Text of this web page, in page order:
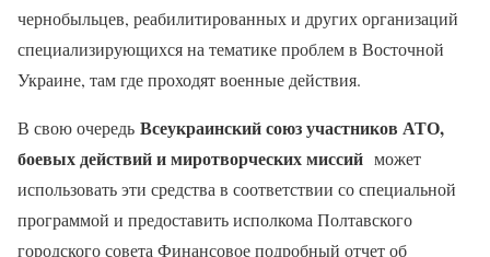
чернобыльцев, реабилитированных и других организаций
специализирующихся на тематике проблем в Восточной
Украине, там где проходят военные действия.
В свою очередь Всеукраинский союз участников АТО,
боевых действий и миротворческих миссий может
использовать эти средства в соответствии со специальной
программой и предоставить исполкома Полтавского
городского совета Финансовое подробный отчет об